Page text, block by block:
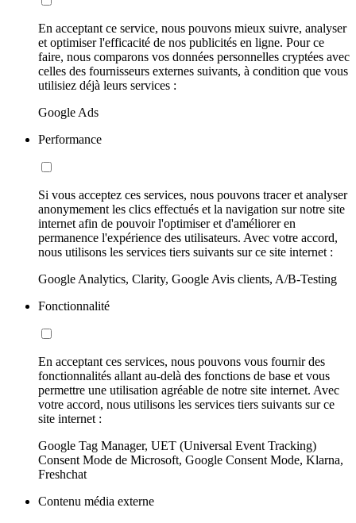
En acceptant ce service, nous pouvons mieux suivre, analyser
et optimiser l'efficacité de nos publicités en ligne. Pour ce
faire, nous comparons vos données personnelles cryptées avec
celles des fournisseurs externes suivants, à condition que vous
utilisiez déjà leurs services :
Google Ads
Performance
Si vous acceptez ces services, nous pouvons tracer et analyser
anonymement les clics effectués et la navigation sur notre site
internet afin de pouvoir l'optimiser et d'améliorer en
permanence l'expérience des utilisateurs. Avec votre accord,
nous utilisons les services tiers suivants sur ce site internet :
Google Analytics, Clarity, Google Avis clients, A/B-Testing
Fonctionnalité
En acceptant ces services, nous pouvons vous fournir des
fonctionnalités allant au-delà des fonctions de base et vous
permettre une utilisation agréable de notre site internet. Avec
votre accord, nous utilisons les services tiers suivants sur ce
site internet :
Google Tag Manager, UET (Universal Event Tracking)
Consent Mode de Microsoft, Google Consent Mode, Klarna,
Freshchat
Contenu média externe